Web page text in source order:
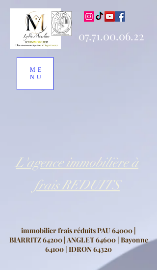
07.71.00.06.22
ME
NU
L'agence immobilière à
frais REDUITS
immobilier frais réduits PAU 64000 |
BIARRITZ 64200 | ANGLET 64600 | Bayonne
64100 | IDRON 64320